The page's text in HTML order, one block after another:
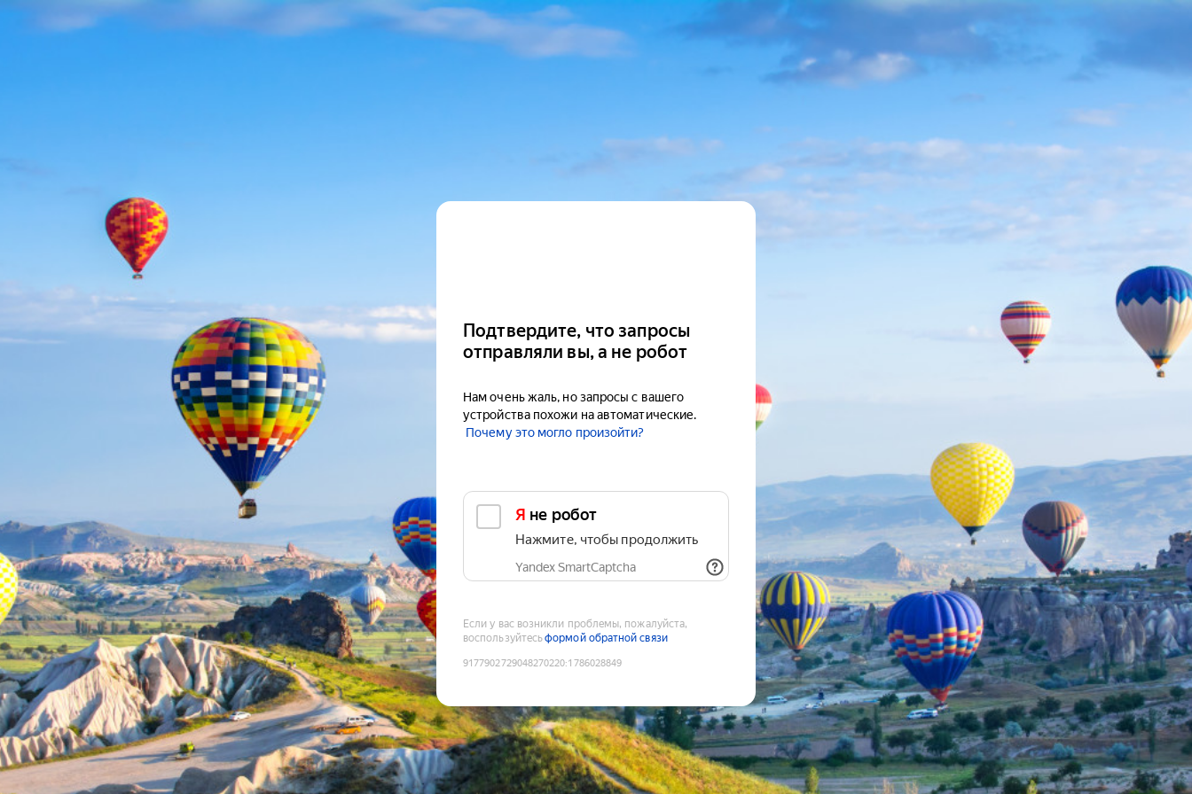
Подтвердите, что запросы
отправляли вы, а не робот
Нам очень жаль, но запросы с вашего
устройства похожи на автоматические.
Почему это могло произойти?
Я не робот
Нажмите, чтобы продолжить
Yandex SmartCaptcha
Если у вас возникли проблемы, пожалуйста,
воспользуйтесьформой обратной связи
9177902729048270220:1786028849